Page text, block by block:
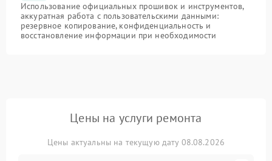
Использование официальных прошивок и инструментов,
аккуратная работа с пользовательскими данными:
резервное копирование, конфиденциальность и
восстановление информации при необходимости
Цены на услуги ремонта
Цены актуальны на текущую дату 08.08.2026